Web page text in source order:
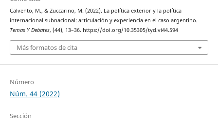
Calvento, M., & Zuccarino, M. (2022). La política exterior y la política
internacional subnacional: articulación y experiencia en el caso argentino.
Temas Y Debates, (44), 13–36. https://doi.org/10.35305/tyd.vi44.594
Más formatos de cita
Número
Núm. 44 (2022)
Sección